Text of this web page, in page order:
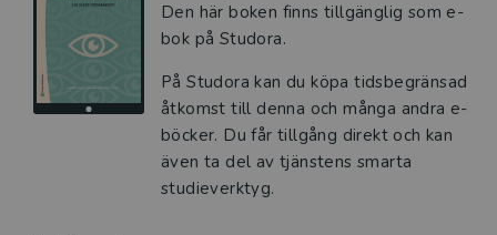
Den här boken finns tillgänglig som e-
bok på Studora.
På Studora kan du köpa tidsbegränsad
åtkomst till denna och många andra e-
böcker. Du får tillgång direkt och kan
även ta del av tjänstens smarta
studieverktyg.